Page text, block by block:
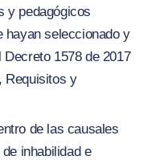
y pedagógicos
hayan seleccionado y
1578 de 2017
Requisitos y
de las causales
inhabilidad e